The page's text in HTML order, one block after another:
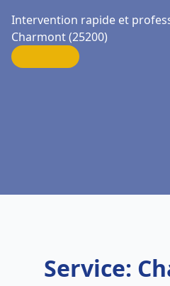
Intervention rapide et
Charmont (25200)
Service: